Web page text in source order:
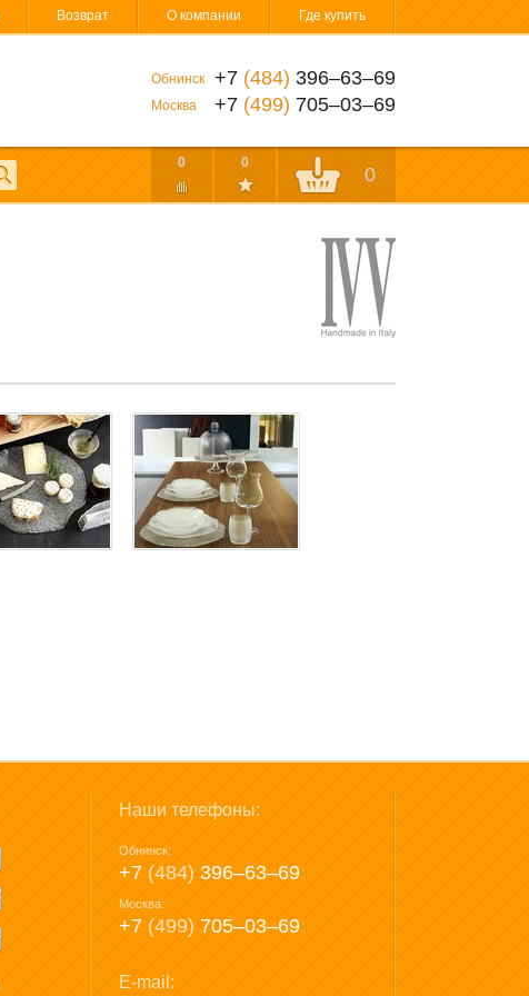
Возврат О компании Где купить
Обнинск +7 (484) 396‒63‒69
Москва +7 (499) 705‒03‒69
0 0
0
Наши телефоны:
Обнинск:
+7 (484) 396‒63‒69
Москва:
+7 (499) 705‒03‒69
E-mail: